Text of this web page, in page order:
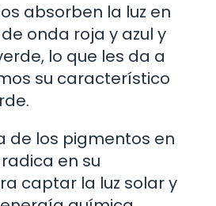
absorben la luz en
onda roja y azul y
lo que les da a
su característico
de los pigmentos en
en su
captar la luz solar y